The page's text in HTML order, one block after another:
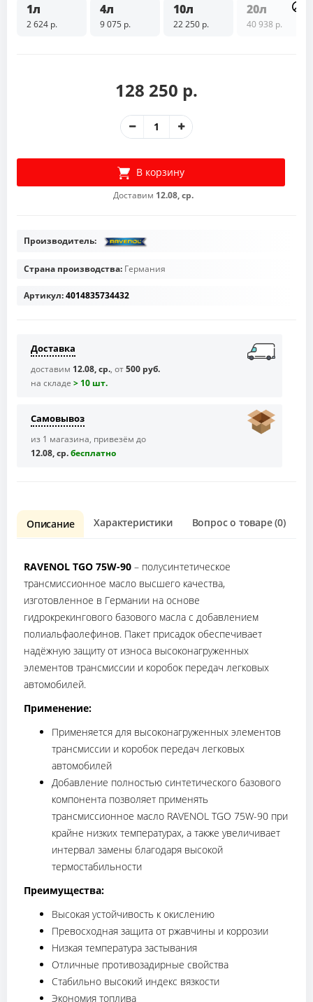
1л
2 624 р.
4л
9 075 р.
10л
22 250 р.
20л
40 938 р.
128 250 р.
В корзину
Доставим 12.08, ср.
Производитель:
Страна производства: Германия
Артикул:4014835734432
Доставка
доставим 12.08, ср., от500 руб.
на складе > 10 шт.
Самовывоз
из 1 магазина, привезём до
12.08, ср.бесплaтно
Описание Характеристики Вопрос о товаре (0)
RAVENOL TGO 75W-90 – полусинтетическое
трансмиссионное масло высшего качества,
изготовленное в Германии на основе
гидрокрекингового базового масла с добавлением
полиальфаолефинов. Пакет присадок обеспечивает
надёжную защиту от износа высоконагруженных
элементов трансмиссии и коробок передач легковых
автомобилей.
Применение:
Применяется для высоконагруженных элементов
трансмиссии и коробок передач легковых
автомобилей
Добавление полностью синтетического базового
компонента позволяет применять
трансмиссионное масло RAVENOL TGO 75W-90 при
крайне низких температурах, а также увеличивает
интервал замены благодаря высокой
термостабильности
Преимущества:
Высокая устойчивость к окислению
Превосходная защита от ржавчины и коррозии
Низкая температура застывания
Отличные противозадирные свойства
Стабильно высокий индекс вязкости
Экономия топлива